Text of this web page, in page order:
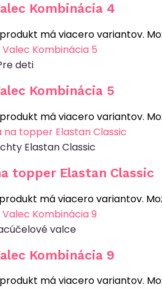
Kombinácia 4
má viacero variantov.
deti
Kombinácia 5
má viacero variantov.
Elastan Classic
topper Elastan Classic
má viacero variantov.
valce
Kombinácia 9
má viacero variantov.